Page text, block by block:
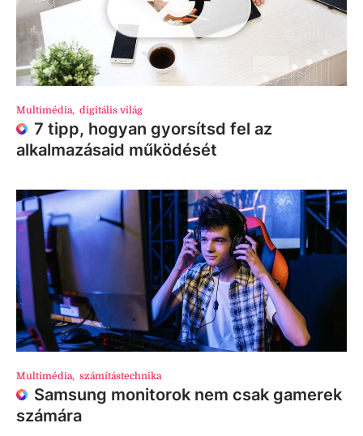
Multimédia, digitális világ
7 tipp, hogyan gyorsítsd fel az
alkalmazásaid működését
Multimédia, számítástechnika
Samsung monitorok nem csak gamerek
számára